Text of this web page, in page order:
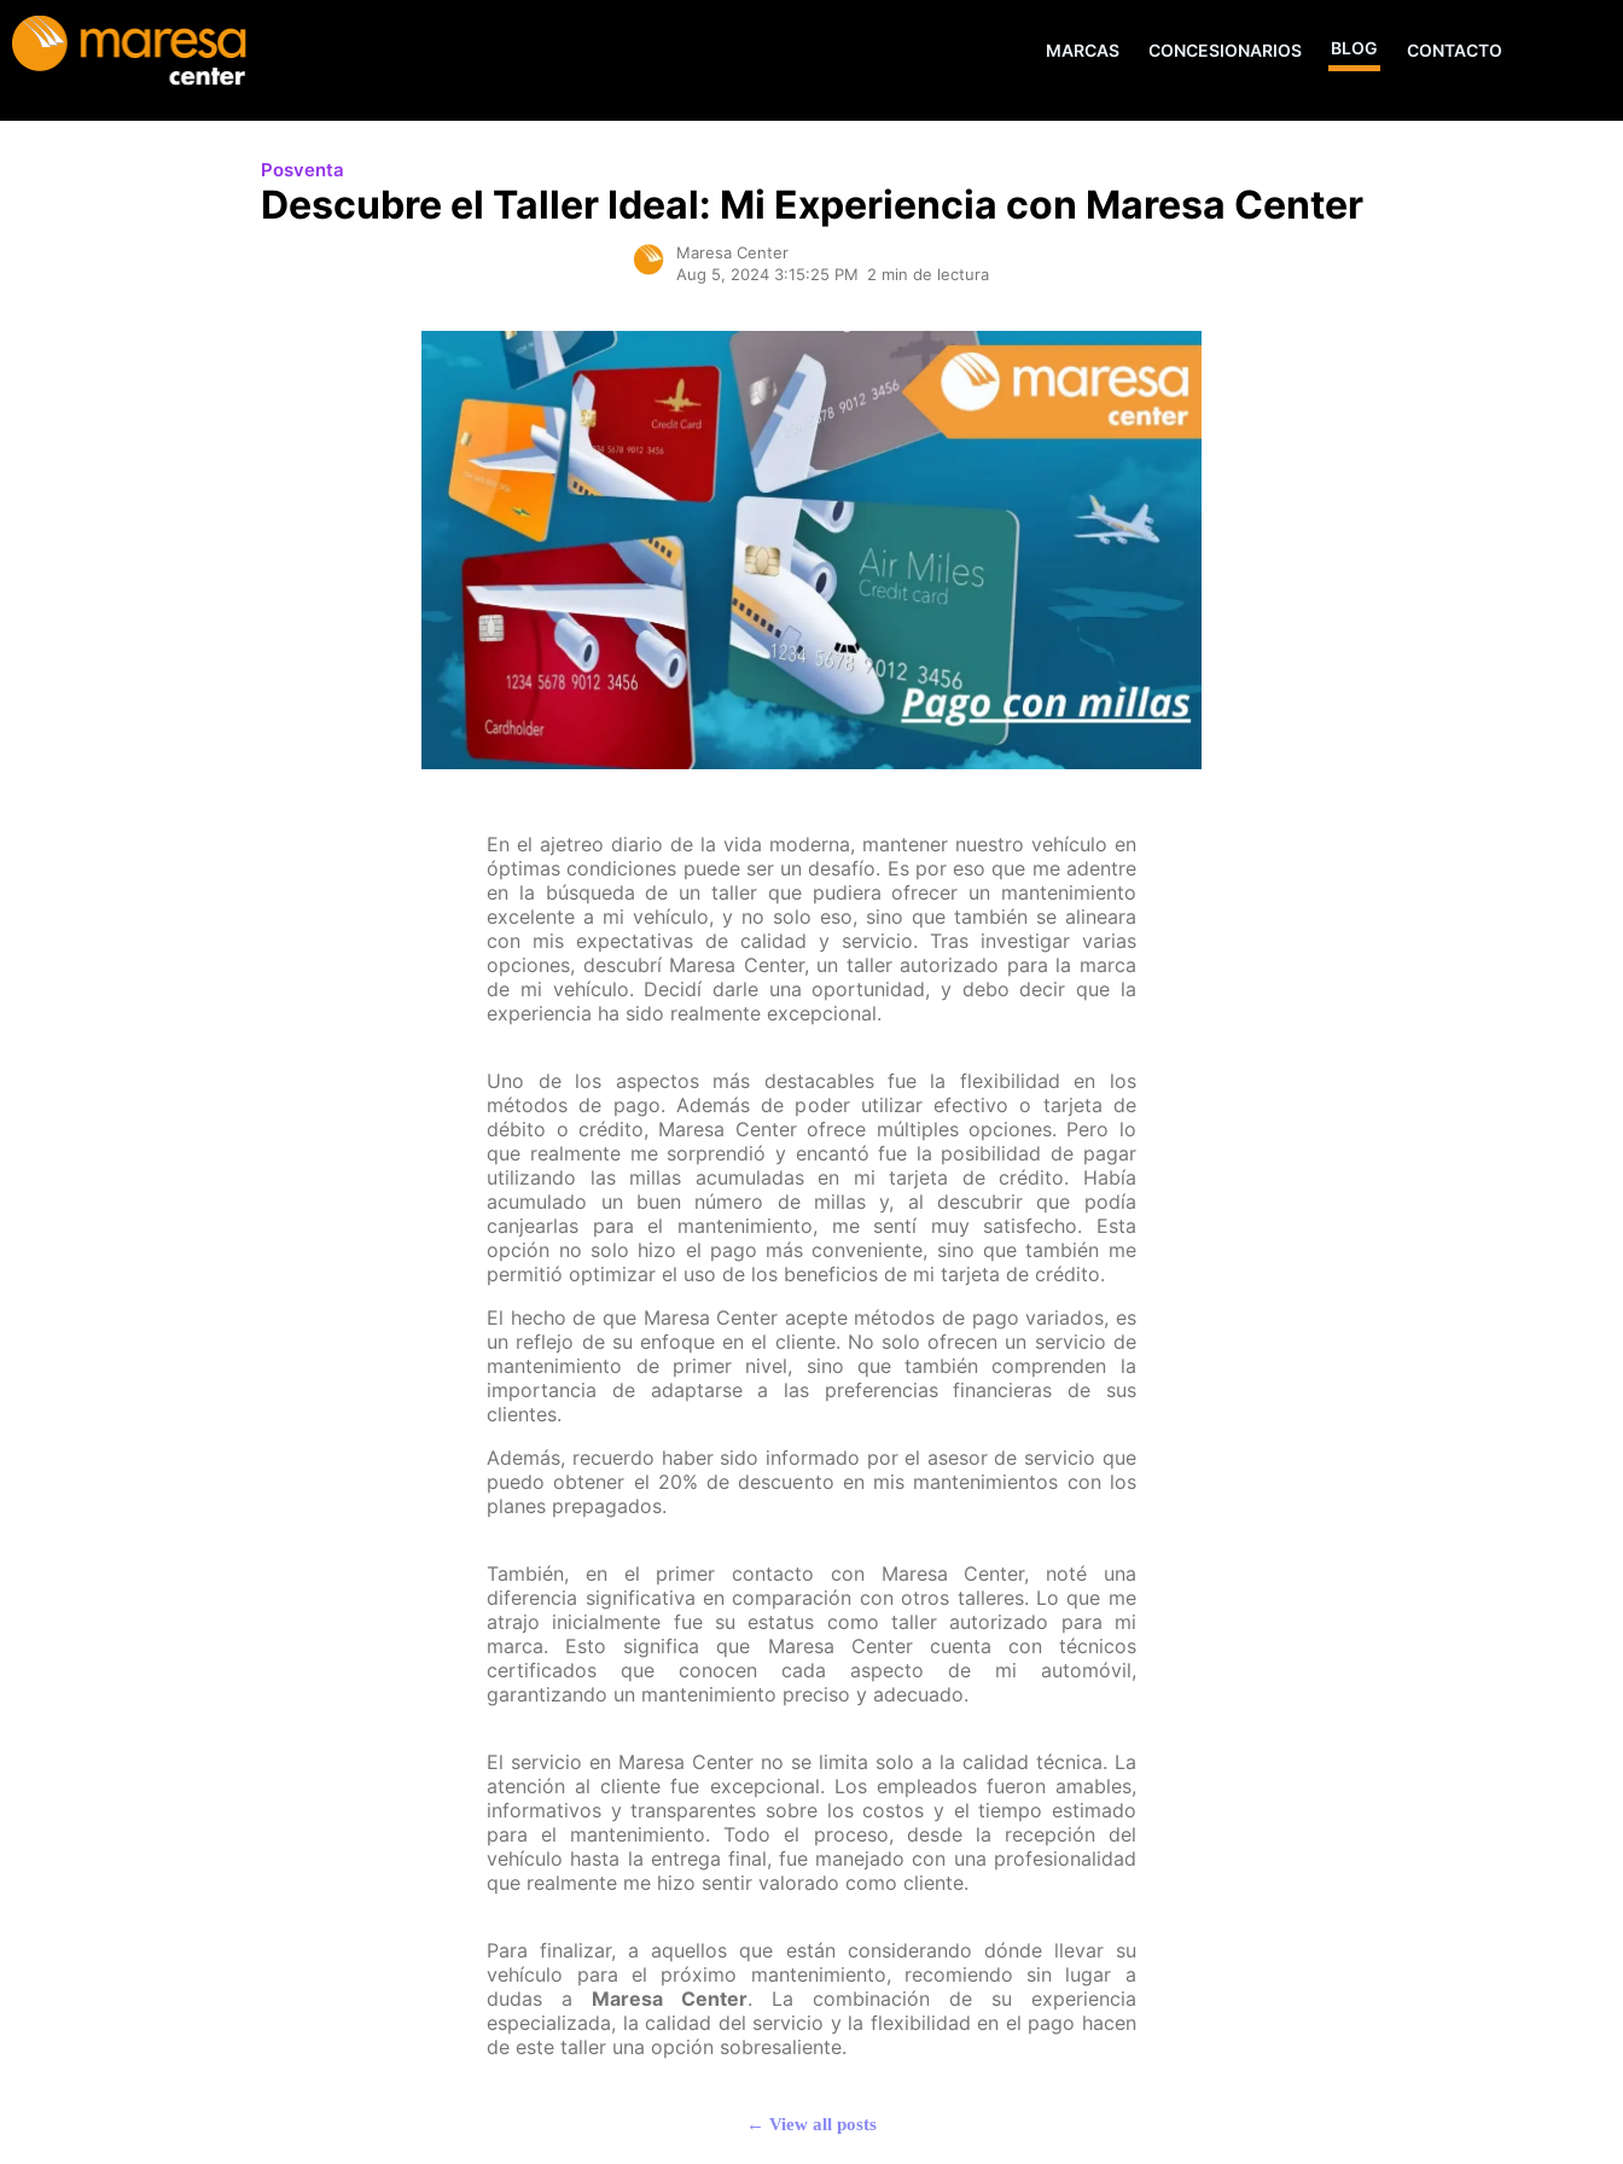
MARCAS CONCESIONARIOS BLOG CONTACTO
Posventa
Descubre el Taller Ideal: Mi Experiencia con Maresa Center
Maresa Center
Aug 5, 2024 3:15:25 PM 2 min de lectura
En el ajetreo diario de la vida moderna, mantener nuestro vehículo en
óptimas condiciones puede ser un desafío. Es por eso que me adentre
en la búsqueda de un taller que pudiera ofrecer un mantenimiento
excelente a mi vehículo, y no solo eso, sino que también se alineara
con mis expectativas de calidad y servicio. Tras investigar varias
opciones, descubrí Maresa Center, un taller autorizado para la marca
de mi vehículo. Decidí darle una oportunidad, y debo decir que la
experiencia ha sido realmente excepcional.
Uno de los aspectos más destacables fue la flexibilidad en los
métodos de pago. Además de poder utilizar efectivo o tarjeta de
débito o crédito, Maresa Center ofrece múltiples opciones. Pero lo
que realmente me sorprendió y encantó fue la posibilidad de pagar
utilizando las millas acumuladas en mi tarjeta de crédito. Había
acumulado un buen número de millas y, al descubrir que podía
canjearlas para el mantenimiento, me sentí muy satisfecho. Esta
opción no solo hizo el pago más conveniente, sino que también me
permitió optimizar el uso de los beneficios de mi tarjeta de crédito.
El hecho de que Maresa Center acepte métodos de pago variados, es
un reflejo de su enfoque en el cliente. No solo ofrecen un servicio de
mantenimiento de primer nivel, sino que también comprenden la
importancia de adaptarse a las preferencias financieras de sus
clientes.
Además, recuerdo haber sido informado por el asesor de servicio que
puedo obtener el 20% de descuento en mis mantenimientos con los
planes prepagados.
También, en el primer contacto con Maresa Center, noté una
diferencia significativa en comparación con otros talleres. Lo que me
atrajo inicialmente fue su estatus como taller autorizado para mi
marca. Esto significa que Maresa Center cuenta con técnicos
certificados que conocen cada aspecto de mi automóvil,
garantizando un mantenimiento preciso y adecuado.
El servicio en Maresa Center no se limita solo a la calidad técnica. La
atención al cliente fue excepcional. Los empleados fueron amables,
informativos y transparentes sobre los costos y el tiempo estimado
para el mantenimiento. Todo el proceso, desde la recepción del
vehículo hasta la entrega final, fue manejado con una profesionalidad
que realmente me hizo sentir valorado como cliente.
Para finalizar, a aquellos que están considerando dónde llevar su
vehículo para el próximo mantenimiento, recomiendo sin lugar a
dudas a Maresa Center. La combinación de su experiencia
especializada, la calidad del servicio y la flexibilidad en el pago hacen
de este taller una opción sobresaliente.
← View all posts